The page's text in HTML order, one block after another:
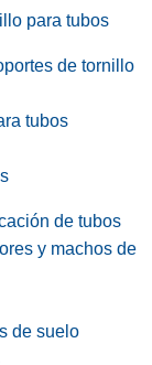
para tubos
de tornillo
tubos
de tubos
y machos de
de suelo